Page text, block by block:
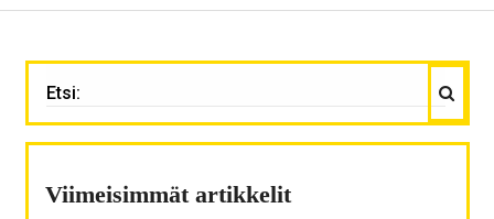
Haku
Viimeisimmät artikkelit